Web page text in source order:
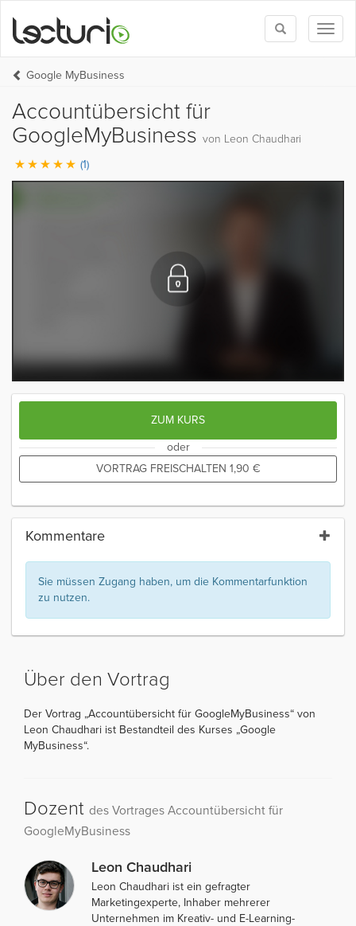
Toggle
search
Google MyBusiness
Accountübersicht für
GoogleMyBusiness von Leon Chaudhari
(1)
ZUM KURS
oder
VORTRAG FREISCHALTEN 1,90 €
Kommentare
Sie müssen Zugang haben, um die Kommentarfunktion
zu nutzen.
Über den Vortrag
Der Vortrag „Accountübersicht für GoogleMyBusiness“ von
Leon Chaudhari ist Bestandteil des Kurses „Google
MyBusiness“.
Dozent des Vortrages Accountübersicht für
GoogleMyBusiness
Leon Chaudhari
Leon Chaudhari ist ein gefragter
Marketingexperte, Inhaber mehrerer
Unternehmen im Kreativ- und E-Learning-